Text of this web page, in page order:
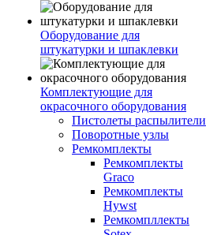
Оборудование для
штукатурки и шпаклевки
Комплектующие для
окрасочного оборудования
Пистолеты распылители
Поворотные узлы
Ремкомплекты
Ремкомплекты
Graco
Ремкомплекты
Hywst
Ремкомпллекты